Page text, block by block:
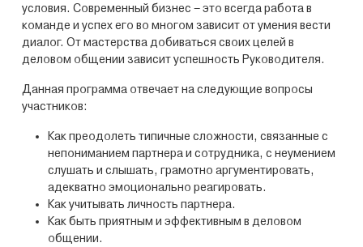
условия. Современный бизнес – это всегда работа в
команде и успех его во многом зависит от умения вести
диалог. От мастерства добиваться своих целей в
деловом общении зависит успешность Руководителя.
Данная программа отвечает на следующие вопросы
участников:
Как преодолеть типичные сложности, связанные с
непониманием партнера и сотрудника, с неумением
слушать и слышать, грамотно аргументировать,
адекватно эмоционально реагировать.
Как учитывать личность партнера.
Как быть приятным и эффективным в деловом
общении.